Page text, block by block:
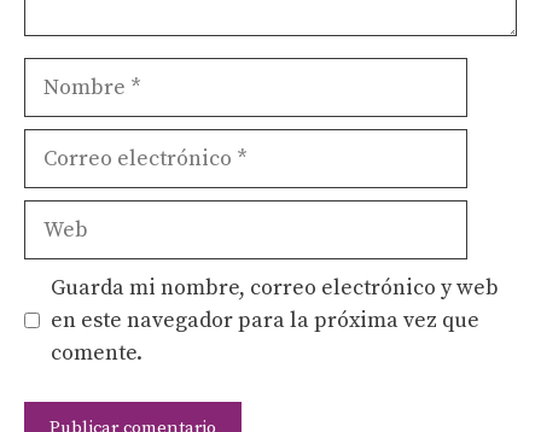
Nombre
Correo
Web
Guarda mi nombre, correo electrónico y web
en este navegador para la próxima vez que
comente.